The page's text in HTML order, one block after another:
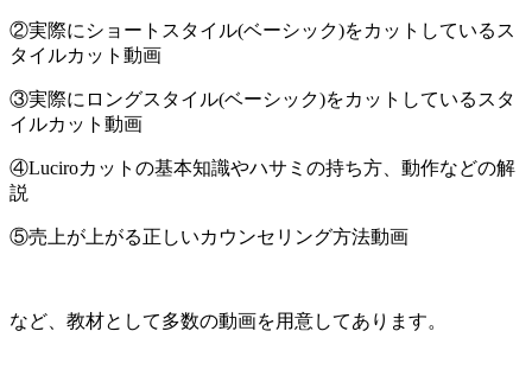
②実際にショートスタイル(ベーシック)をカットしているス
タイルカット動画
③実際にロングスタイル(ベーシック)をカットしているスタ
イルカット動画
④Luciroカットの基本知識やハサミの持ち方、動作などの解
説
⑤売上が上がる正しいカウンセリング方法動画
など、教材として多数の動画を用意してあります。